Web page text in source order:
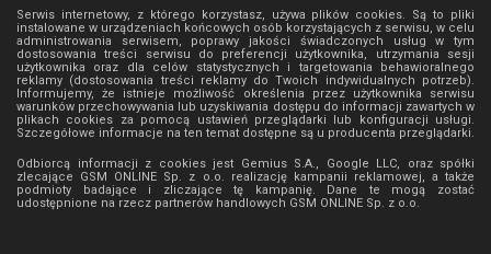
Serwis internetowy, z którego korzystasz, używa plików cookies. Są to pliki
instalowane w urządzeniach końcowych osób korzystających z serwisu, w celu
administrowania serwisem, poprawy jakości świadczonych usług w tym
dostosowania treści serwisu do preferencji użytkownika, utrzymania sesji
użytkownika oraz dla celów statystycznych i targetowania behawioralnego
reklamy (dostosowania treści reklamy do Twoich indywidualnych potrzeb).
Informujemy, że istnieje możliwość określenia przez użytkownika serwisu
warunków przechowywania lub uzyskiwania dostępu do informacji zawartych w
plikach cookies za pomocą ustawień przeglądarki lub konfiguracji usługi.
Szczegółowe informacje na ten temat dostępne są u producenta przeglądarki.
Odbiorcą informacji z cookies jest Gemius S.A., Google LLC, oraz spółki
zlecające GSM ONLINE Sp. z o.o. realizację kampanii reklamowej, a także
podmioty badające i zliczające tę kampanię. Dane te mogą zostać
udostępnione na rzecz partnerów handlowych GSM ONLINE Sp. z o.o.